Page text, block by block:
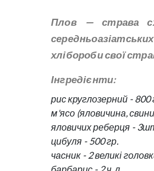
Плов — страва
хлібороби свої
Інгредієнти:
рис круглозерний - 800
м'ясо (яловичина,
яловичих реберця - 3
цибуля - 500 гр.
часник - 2 великі